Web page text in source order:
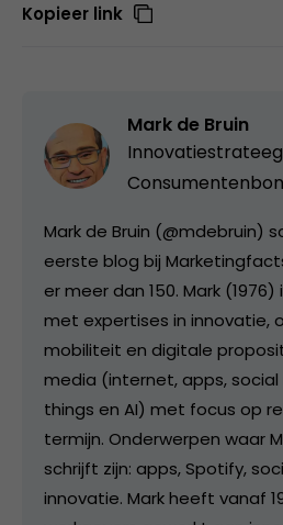
Kopieer link
Mark de Bruin
Mark de Bruin (@mdebruin)
eerste blog bij
er meer dan 150. Mark
met expertises in innovatie,
mobiliteit en digitale
media (internet, apps,
things en AI) met focus op
termijn. Onderwerpen waar
schrijft zijn: apps, Spotify,
innovatie. Mark heeft vanaf